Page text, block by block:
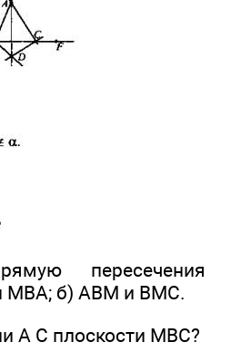
пересечения
MBA; б) АВМ и ВМС.
А С плоскости МВС?